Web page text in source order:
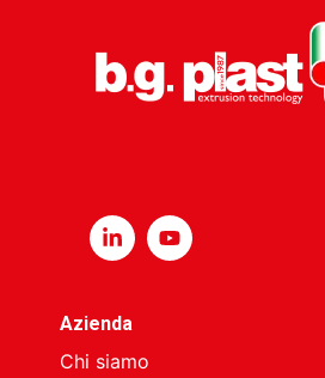
Azienda
Chi siamo